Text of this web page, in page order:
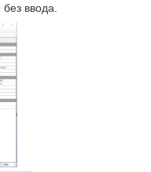
ввода.